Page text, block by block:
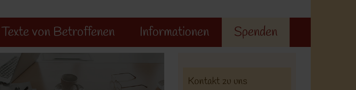
Texte von Betroffenen Informationen Spenden
Kontakt zu uns